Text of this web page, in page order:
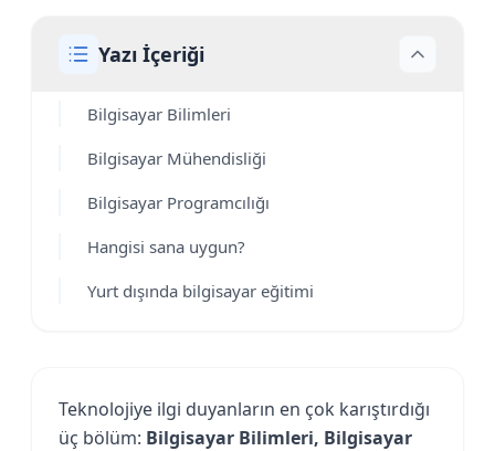
Yazı İçeriği
Bilgisayar Bilimleri
Bilgisayar Mühendisliği
Bilgisayar Programcılığı
Hangisi sana uygun?
Yurt dışında bilgisayar eğitimi
Teknolojiye ilgi duyanların en çok karıştırdığı
üç bölüm: Bilgisayar Bilimleri, Bilgisayar